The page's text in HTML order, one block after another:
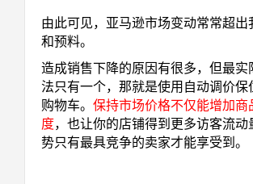
由此可见，亚马逊市场变动常常超出
和预料。
造成销售下降的原因有很多，但最实
法只有一个，那就是使用自动调价保
购物车。 保持市场价格不仅能增加商
度，也让你的店铺得到更多访客流动
势只有最具竞争的卖家才能享受到。